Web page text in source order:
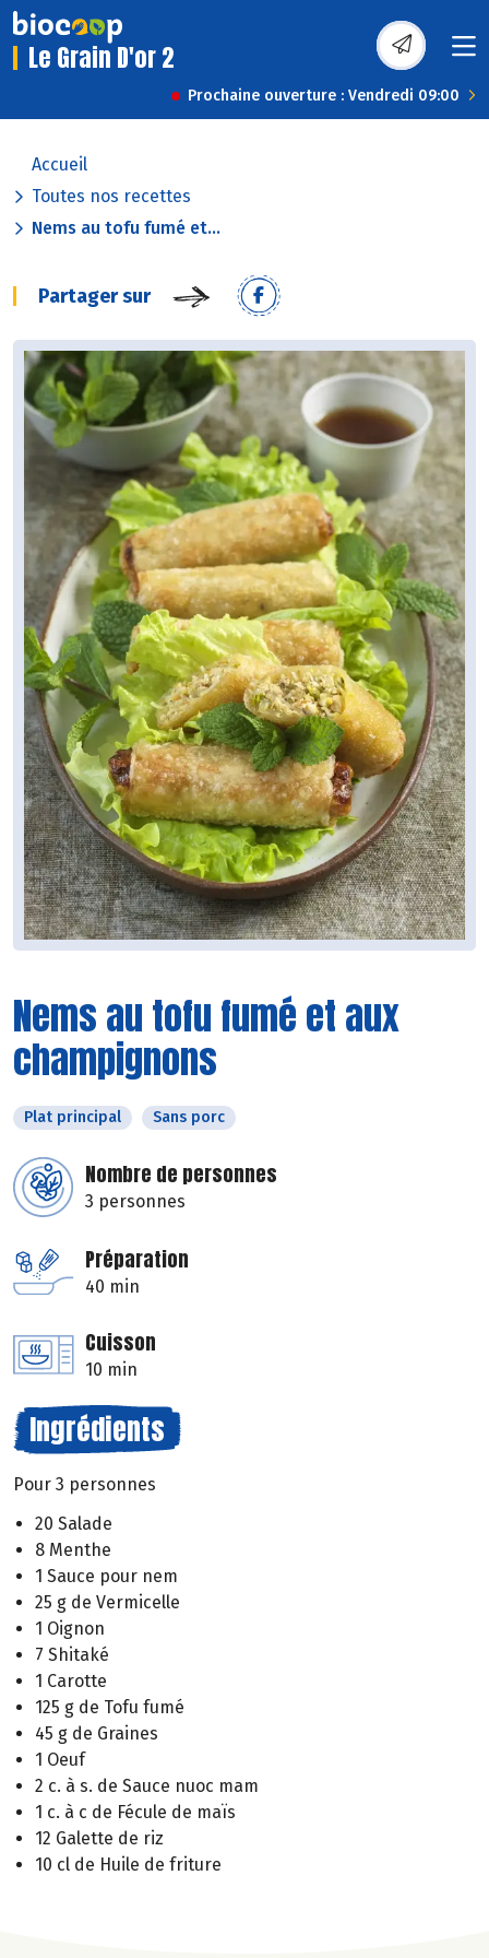
Le Grain D'or 2
Prochaine ouverture : Vendredi 09:00
Accueil
Toutes nos recettes
Nems au tofu fumé et...
Partager sur
Nems au tofu fumé et aux
champignons
Plat principal Sans porc
Nombre de personnes
3 personnes
Préparation
40 min
Cuisson
10 min
Ingrédients
Pour 3 personnes
20 Salade
8 Menthe
1 Sauce pour nem
25 g de Vermicelle
1 Oignon
7 Shitaké
1 Carotte
125 g de Tofu fumé
45 g de Graines
1 Oeuf
2 c. à s. de Sauce nuoc mam
1 c. à c de Fécule de maïs
12 Galette de riz
10 cl de Huile de friture